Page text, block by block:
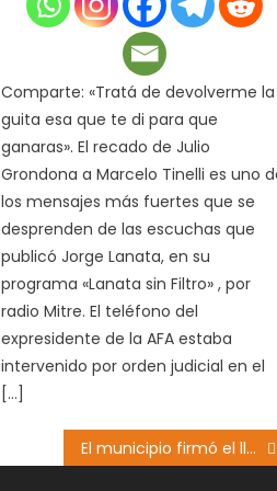
Comparte: «Tratá de devolverme la
guita esa que te di para que
ganaras». El recado de Julio
Grondona a Marcelo Tinelli es uno
los mensajes más fuertes que se
desprenden de las escuchas que
publicó Jorge Lanata, en su
programa «Lanata sin Filtro» , por
radio Mitre. El teléfono del
expresidente de la AFA estaba
intervenido por orden judicial en el
[…]
El municipio firmó el llamado a licitación para la obra de red de gas domiciliario en tres barrios de la Margen Sur